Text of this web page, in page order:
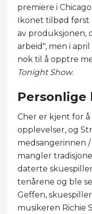
premiere i
Ikonet tilbød
av produksjonen,
arbeid", men i
nok til å opptre
Tonight Show.
Personlige
Cher er kjent for
opplevelser, og
medsangerinnen
mangler
daterte
tenårene og ble
Geffen,
musikeren Richie